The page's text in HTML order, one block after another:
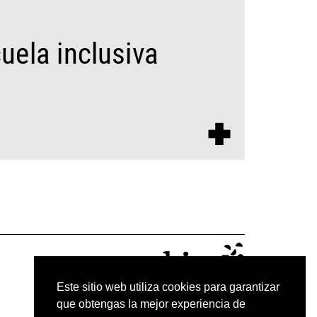
Este sitio web utiliza cookies para garantizar
que obtengas la mejor experiencia de